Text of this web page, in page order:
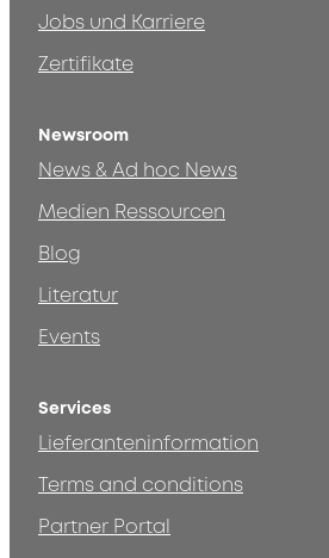
Jobs und Karriere
Zertifikate
Newsroom
News & Ad hoc News
Medien Ressourcen
Blog
Literatur
Events
Services
Lieferanteninformation
Terms and conditions
Partner Portal